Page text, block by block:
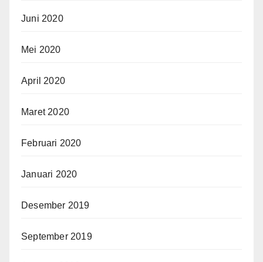
Juni 2020
Mei 2020
April 2020
Maret 2020
Februari 2020
Januari 2020
Desember 2019
September 2019